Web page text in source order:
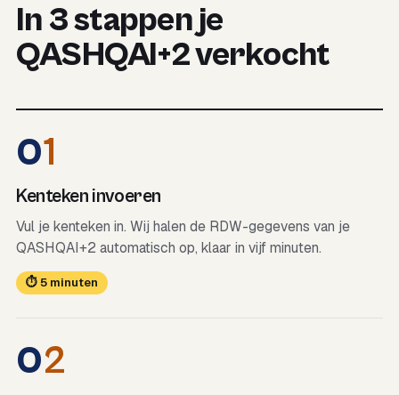
In 3 stappen je
QASHQAI+2 verkocht
01
Kenteken invoeren
Vul je kenteken in. Wij halen de RDW-gegevens van je
QASHQAI+2 automatisch op, klaar in vijf minuten.
⏱ 5 minuten
02